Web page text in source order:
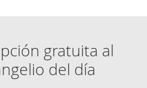
gratuita al
del día